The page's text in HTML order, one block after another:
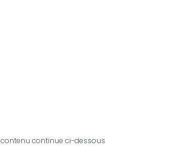
contenu continue ci-dessous